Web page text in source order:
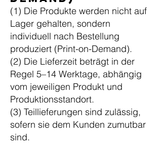
(1) Die Produkte werden nicht auf
Lager gehalten, sondern
individuell nach Bestellung
produziert (Print-on-Demand).
(2) Die Lieferzeit beträgt in der
Regel 5–14 Werktage, abhängig
vom jeweiligen Produkt und
Produktionsstandort.
(3) Teillieferungen sind zulässig,
sofern sie dem Kunden zumutbar
sind.